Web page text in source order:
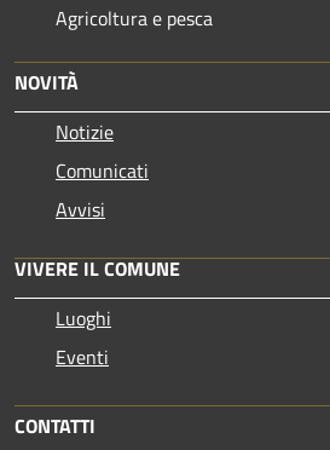
Agricoltura e pesca
NOVITÀ
Notizie
Comunicati
Avvisi
VIVERE IL COMUNE
Luoghi
Eventi
CONTATTI